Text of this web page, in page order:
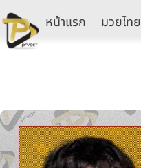
Skip
to
content
หน้าแรก มวยไทย